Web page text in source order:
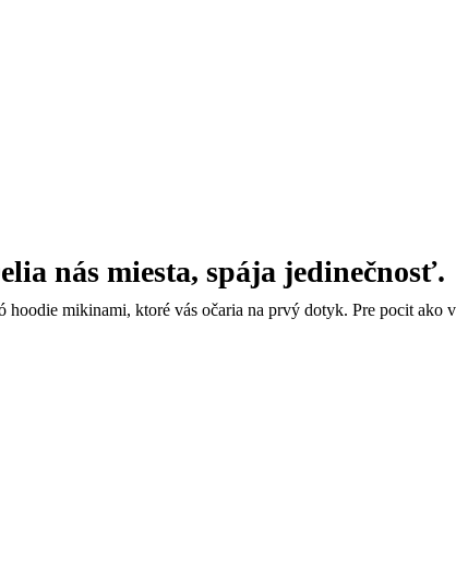
nás miesta, spája jedinečnosť.
hoodie mikinami, ktoré vás očaria na prvý dotyk. Pre pocit